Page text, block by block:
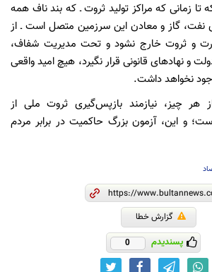
زمانی که مراکز تولید ثروت ـ که بند ناف همه
نفت، گاز و معادن این سرزمین متصل است ـ از
و ثروت خارج نشود و تحت مدیریت شفاف،
و نهادهای قانونی قرار نگیرد، هیچ امید واقعی
نخواهد داشت.
هر چیز، نیازمند بازپس‌گیری ثروت ملی از
و این، آزمون بزرگ حاکمیت در برابر مردم
گزارش خطا
پسندیدم 0